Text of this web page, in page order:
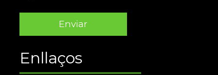
Enllaços